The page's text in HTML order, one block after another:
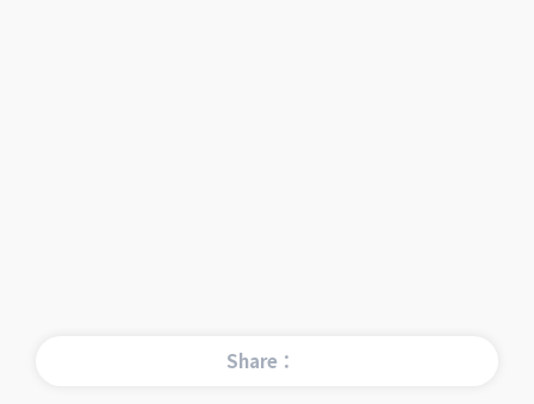
Share：